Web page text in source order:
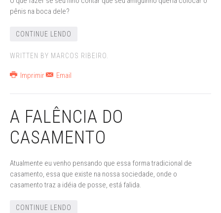
pênis na boca dele?
CONTINUE LENDO
WRITTEN BY MARCOS RIBEIRO.
Imprimir Email
A FALÊNCIA DO
CASAMENTO
Atualmente eu venho pensando que essa forma tradicional de
casamento, essa que existe na nossa sociedade, onde o
casamento traz a idéia de posse, está falida.
CONTINUE LENDO